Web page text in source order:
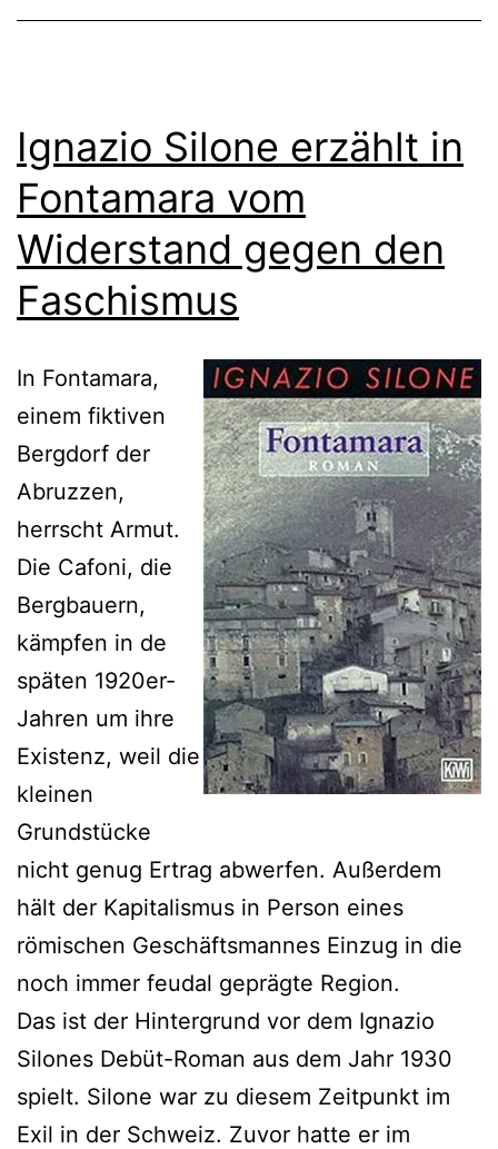
Ignazio Silone erzählt in
Fontamara vom
Widerstand gegen den
Faschismus
In Fontamara,
einem fiktiven
Bergdorf der
Abruzzen,
herrscht Armut.
Die Cafoni, die
Bergbauern,
kämpfen in de
späten 1920er-
Jahren um ihre
Existenz, weil die
kleinen
Grundstücke
nicht genug Ertrag abwerfen. Außerdem
hält der Kapitalismus in Person eines
römischen Geschäftsmannes Einzug in die
noch immer feudal geprägte Region.
Das ist der Hintergrund vor dem Ignazio
Silones Debüt-Roman aus dem Jahr 1930
spielt. Silone war zu diesem Zeitpunkt im
Exil in der Schweiz. Zuvor hatte er im